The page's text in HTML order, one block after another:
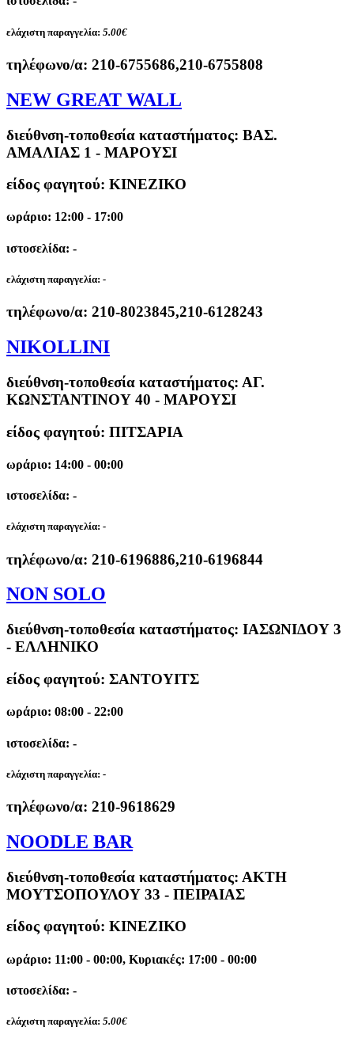
ελάχιστη παραγγελία: 5.00€
τηλέφωνο/α: 210-6755686,210-6755808
NEW GREAT WALL
διεύθνση-τοποθεσία καταστήματος: ΒΑΣ.
ΑΜΑΛΙΑΣ 1 - ΜΑΡΟΥΣΙ
είδος φαγητού: ΚΙΝΕΖΙΚΟ
ωράριο: 12:00 - 17:00
ιστοσελίδα: -
ελάχιστη παραγγελία: -
τηλέφωνο/α: 210-8023845,210-6128243
NIKOLLINI
διεύθνση-τοποθεσία καταστήματος: ΑΓ.
ΚΩΝΣΤΑΝΤΙΝΟΥ 40 - ΜΑΡΟΥΣΙ
είδος φαγητού: ΠΙΤΣΑΡΙΑ
ωράριο: 14:00 - 00:00
ιστοσελίδα: -
ελάχιστη παραγγελία: -
τηλέφωνο/α: 210-6196886,210-6196844
NON SOLO
διεύθνση-τοποθεσία καταστήματος: ΙΑΣΩΝΙΔΟΥ 3
- ΕΛΛΗΝΙΚΟ
είδος φαγητού: ΣΑΝΤΟΥΙΤΣ
ωράριο: 08:00 - 22:00
ιστοσελίδα: -
ελάχιστη παραγγελία: -
τηλέφωνο/α: 210-9618629
NOODLE BAR
διεύθνση-τοποθεσία καταστήματος: ΑΚΤΗ
ΜΟΥΤΣΟΠΟΥΛΟΥ 33 - ΠΕΙΡΑΙΑΣ
είδος φαγητού: ΚΙΝΕΖΙΚΟ
ωράριο: 11:00 - 00:00, Κυριακές: 17:00 - 00:00
ιστοσελίδα: -
ελάχιστη παραγγελία: 5.00€